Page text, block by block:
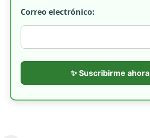
Correo electrónico:
✨ Suscribirme ahora